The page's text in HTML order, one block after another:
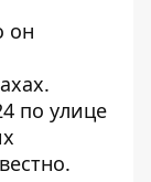
он
по улице